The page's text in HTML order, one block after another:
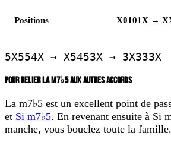
Positions X0101X →
5X554X → X5453X → 3X333X
POUR RELIER LA M7♭5 AUX AUTRES ACCORDS
La m7♭5 est un excellent point de
et Si m7♭5. En revenant ensuite à Si
manche, vous bouclez toute la famille.